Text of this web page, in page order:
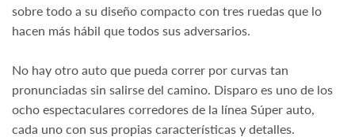
sobre todo a su diseño compacto con tres ruedas que lo
hacen más hábil que todos sus adversarios.
No hay otro auto que pueda correr por curvas tan
pronunciadas sin salirse del camino. Disparo es uno de los
ocho espectaculares corredores de la línea Súper auto,
cada uno con sus propias características y detalles.